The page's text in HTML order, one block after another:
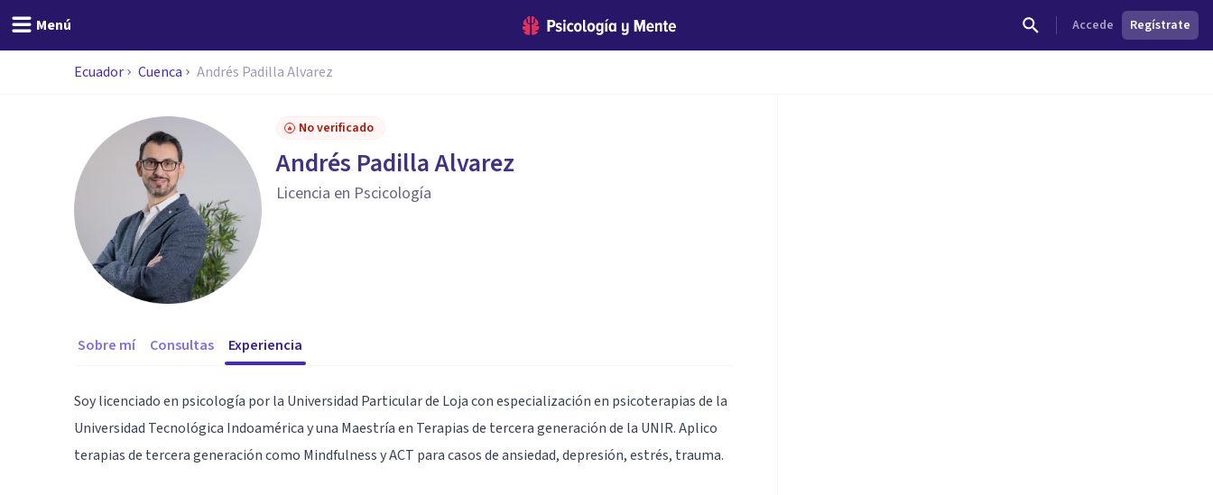
Menú Accede Regístrate
Ecuador Cuenca Andrés Padilla Alvarez
No verificado
Andrés Padilla Alvarez
Licencia en Pscicología
Sobre mí Consultas Experiencia
Soy licenciado en psicología por la Universidad Particular de Loja con especialización en psicoterapias de la
Universidad Tecnológica Indoamérica y una Maestría en Terapias de tercera generación de la UNIR. Aplico
terapias de tercera generación como Mindfulness y ACT para casos de ansiedad, depresión, estrés, trauma.